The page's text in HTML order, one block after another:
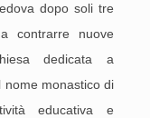
dopo soli tre
contrarre nuove
dedicata a
nome monastico di
educativa e